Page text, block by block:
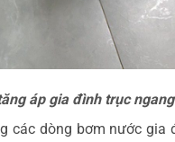
áp gia đình trục
các dòng bơm nước gia